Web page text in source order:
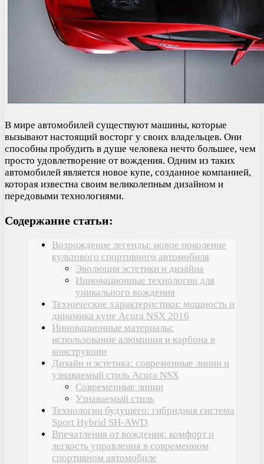
В мире автомобилей существуют машины, которые
вызывают настоящий восторг у своих владельцев. Они
способны пробудить в душе человека нечто большее, чем
просто удовлетворение от вождения. Одним из таких
автомобилей является новое купе, созданное компанией,
которая известна своим великолепным дизайном и
передовыми технологиями.
Содержание статьи:
Возрождение легенды: новое поколение
культового спортивного автомобиля
Эволюция эстетики и дизайна
Инновационные технологии для
уникального вождения
Технические характеристики: мощность и
динамика купе Acura NSX 2016
Инновационные материалы:
использование алюминия и карбона в
конструкции
Дизайн и эстетика: современные линии и
узнаваемый стиль Acura NSX
Современные линии
Узнаваемый стиль
Технологии будущего: гибридная система
Sport Hybrid SH-AWD
Впечатления от вождения: комфорт и
легкость управления в современном
спортивном автомобиле